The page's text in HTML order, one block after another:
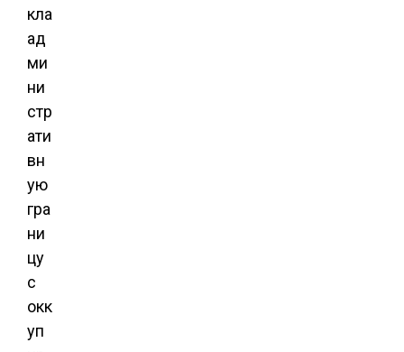
кла
ад
ми
ни
стр
ати
вн
ую
гра
ни
цу
с
окк
уп